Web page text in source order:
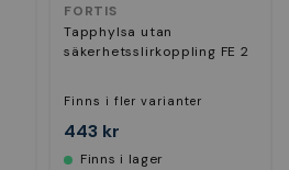
FORTIS
Tapphylsa utan
säkerhetsslirkoppling FE 2
Finns i fler varianter
443 kr
Finns i lager